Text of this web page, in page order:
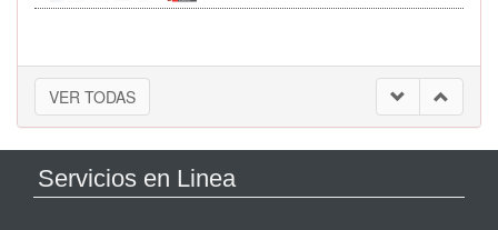
VER TODAS
Servicios en Linea